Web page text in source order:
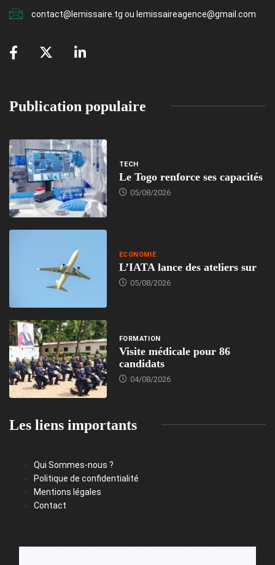
contact@lemissaire.tg ou lemissaireagence@gmail.com
Publication populaire
TECH
Le Togo renforce ses capacités
05/08/2026
ECONOMIE
L’IATA lance des ateliers sur
05/08/2026
FORMATION
Visite médicale pour 86
candidats
04/08/2026
Les liens importants
Qui Sommes-nous ?
Politique de confidentialité
Mentions légales
Contact